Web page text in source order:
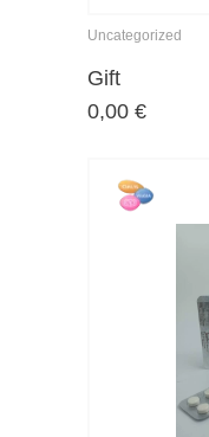
Uncategorized
Gift
0,00 €